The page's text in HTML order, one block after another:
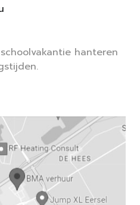
hanteren